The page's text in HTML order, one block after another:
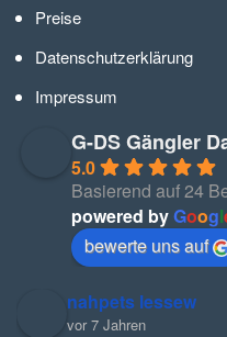
Preise
Datenschutzerklärung
Impressum
G-DS Gängler
5.0
Basierend auf 24
powered byGoogl
bewerte uns auf
nahpets lessew
vor 7 Jahren